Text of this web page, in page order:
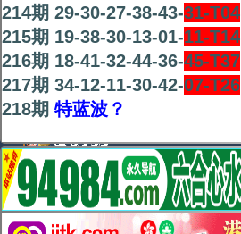
214期 29-30-27-38-43-31-T04
215期 19-38-30-13-01-11-T14
216期 18-41-32-44-36-45-T37
217期 34-12-11-30-42-07-T26
218期 特蓝波？